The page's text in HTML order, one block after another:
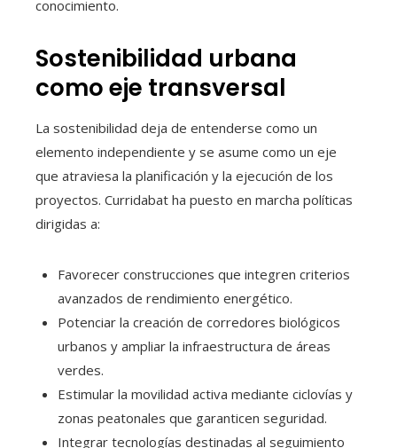
conocimiento.
Sostenibilidad urbana
como eje transversal
La sostenibilidad deja de entenderse como un
elemento independiente y se asume como un eje
que atraviesa la planificación y la ejecución de los
proyectos. Curridabat ha puesto en marcha políticas
dirigidas a:
Favorecer construcciones que integren criterios
avanzados de rendimiento energético.
Potenciar la creación de corredores biológicos
urbanos y ampliar la infraestructura de áreas
verdes.
Estimular la movilidad activa mediante ciclovías y
zonas peatonales que garanticen seguridad.
Integrar tecnologías destinadas al seguimiento